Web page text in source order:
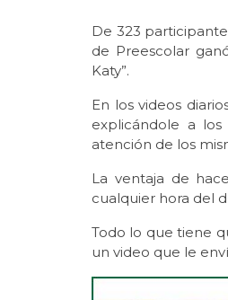
De 323
de Preescolar
Katy”.
En los videos
explicándole a
atención de los
La ventaja de
cualquier hora del
Todo lo que tiene
un video que le